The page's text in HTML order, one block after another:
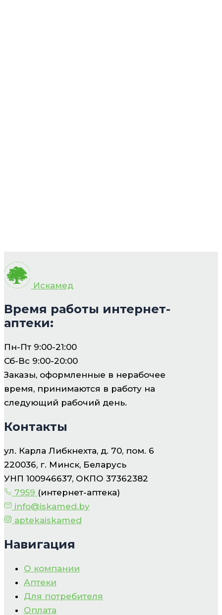
Искамед
Время работы интернет-
аптеки:
Пн-Пт 9:00-21:00
Сб-Вс 9:00-20:00
Заказы, оформленные в нерабочее
время, принимаются в работу на
следующий рабочий день.
Контакты
ул. Карла Либкнехта, д. 70, пом. 6
220036, г. Минск, Беларусь
УНП 100946637, ОКПО 37362382
7959 (интернет-аптека)
info@iskamed.by
aptekaiskamed
Навигация
О компании
Аптеки
Для потребителя
Оплата